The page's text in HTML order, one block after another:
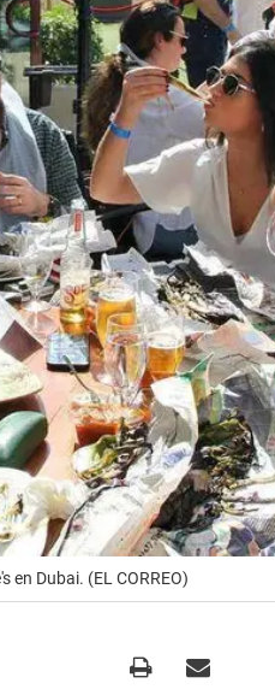
Dubai. (EL CORREO)